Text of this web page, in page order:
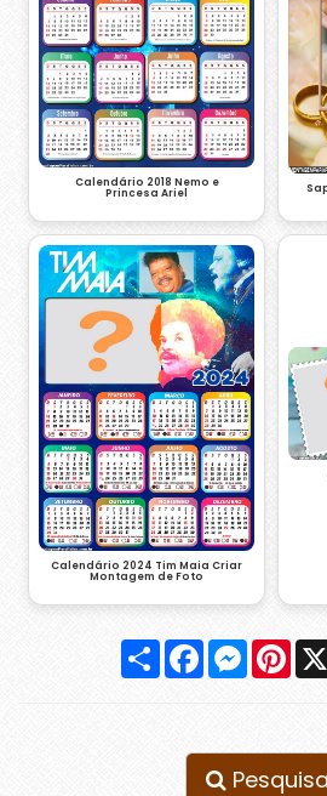
Calendário 2018 Nemo e
Princesa Ariel
Calendário 2024 Tim Maia Criar
Montagem de Foto
Compartilhar
Facebook